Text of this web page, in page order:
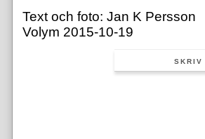
Text och foto: Jan K Persson
Volym 2015-10-19
SKRIV